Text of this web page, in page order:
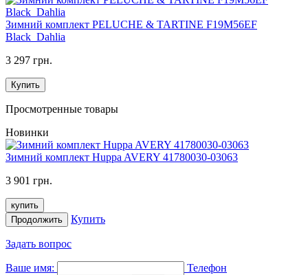
Зимний комплект PELUCHE & TARTINE F19M56EF
Black_Dahlia
3 297 грн.
Купить
Просмотренные товары
Новинки
Зимний комплект Huppa AVERY 41780030-03063
3 901 грн.
купить
Продолжить
Купить
Задать вопрос
Ваше имя:
Телефон